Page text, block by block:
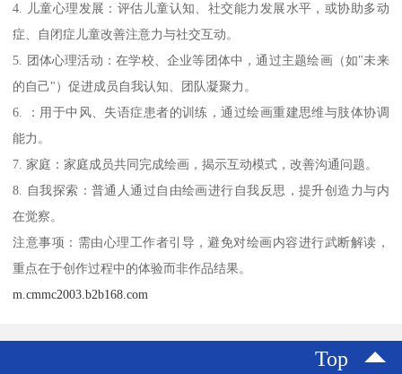
4. 儿童心理发展：评估儿童认知、社交能力发展水平，或协助多动
症、自闭症儿童改善注意力与社交互动。
5. 团体心理活动：在学校、企业等团体中，通过主题绘画（如"未来
的自己"）促进成员自我认知、团队凝聚力。
6. ：用于中风、失语症患者的训练，通过绘画重建思维与肢体协调
能力。
7. 家庭：家庭成员共同完成绘画，揭示互动模式，改善沟通问题。
8. 自我探索：普通人通过自由绘画进行自我反思，提升创造力与内
在觉察。
注意事项：需由心理工作者引导，避免对绘画内容进行武断解读，
重点在于创作过程中的体验而非作品结果。
m.cmmc2003.b2b168.com
Top